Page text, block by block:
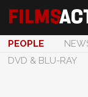
PEOPLE
DVD & BLU-RAY